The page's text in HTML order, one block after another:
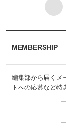
MEMBERSHIP
編集部から届くメ
トへの応募など特